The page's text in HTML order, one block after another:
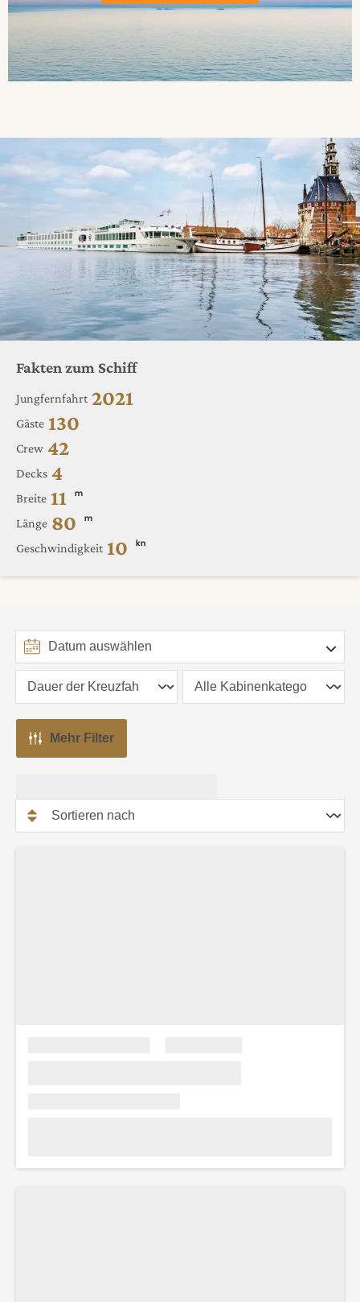
Fakten zum Schiff
Jungfernfahrt 2021
Gäste 130
Crew 42
Decks 4
Breite 11 m
Länge 80 m
Geschwindigkeit 10 kn
Mehr Filter